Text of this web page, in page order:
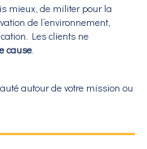
mieux, de militer pour la
de l’environnement,
Les clients ne
cause.
autour de votre mission ou